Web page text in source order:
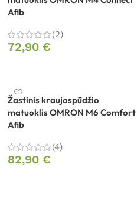
Afib
(2)
72,90 €
Žastinis kraujospūdžio
matuoklis OMRON M6 Comfort
Afib
(4)
82,90 €